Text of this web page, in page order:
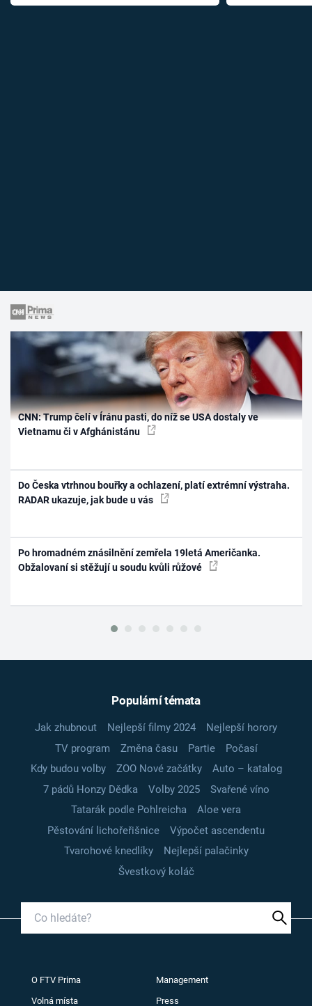
CNN: Trump čelí v Íránu pasti, do níž se USA dostaly ve
Vietnamu či v Afghánistánu
Do Česka vtrhnou bouřky a ochlazení, platí extrémní výstraha.
RADAR ukazuje, jak bude u vás
Po hromadném znásilnění zemřela 19letá Američanka.
Obžalovaní si stěžují u soudu kvůli růžové
Populární témata
Jak zhubnout Nejlepší filmy 2024
Nejlepší horory
TV program
Změna času Partie
Počasí
Kdy budou volby
ZOO Nové začátky
Auto – katalog
7 pádů Honzy Dědka
Volby 2025
Svařené víno
Tatarák podle Pohlreicha
Aloe vera
Pěstování lichořeřišnice
Výpočet ascendentu
Tvarohové knedlíky
Nejlepší palačinky
Švestkový koláč
O FTV Prima Management
Volná místa Press